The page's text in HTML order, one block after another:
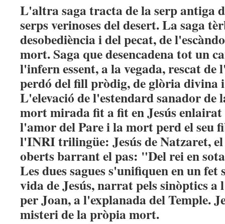
L'altra saga tracta de la serp antiga
serps verinoses del desert. La saga
desobediència i del pecat, de
mort. Saga que desencadena tot un
l'infern essent, a la vegada, rescat
perdó del fill pròdig, de glòria divina
L'elevació de l'estendard sanador de
mort mirada fit a fit en Jesús
l'amor del Pare i la mort perd el seu
l'INRI trilingüe: Jesús de Natzaret,
oberts barrant el pas: "Del rei en
Les dues sagues s'unifiquen en un
vida de Jesús, narrat pels sinòptics
per Joan, a l'explanada del Temple.
misteri de la pròpia mort.